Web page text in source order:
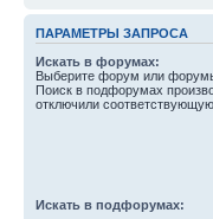
ПАРАМЕТРЫ ЗАПРОСА
Искать в форумах:
Выберите форум или
Поиск в подфорумах
отключили
Искать в подфорумах: